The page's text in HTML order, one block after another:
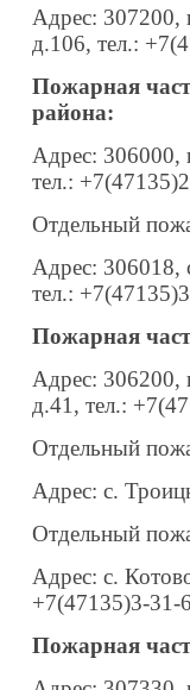
Адрес: 307200,
д.106, тел.:
Пожарная
района:
Адрес: 306000,
тел.:
Отдельный
Адрес: 306018,
тел.:
Пожарная
Адрес: 306200,
д.41, тел.:
Отдельный
Адрес: с.
Отдельный
Адрес: c.
+7(47135)3-31-
Пожарная